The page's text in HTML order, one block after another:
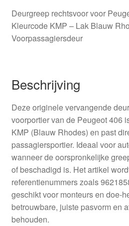
Deurgreep rechtsvoor voor
Kleurcode KMP – Lak Blauw
Voorpassagiersdeur
Beschrijving
Deze originele vervangende
voorportier van de Peugeot 406
KMP (Blauw Rhodes) en past
passagiersportier. Ideaal voor
wanneer de oorspronkelijke
of beschadigd is. Het artikel
referentienummers zoals
geschikt voor monteurs en doe-
betrouwbare, juiste pasvorm en
behouden.